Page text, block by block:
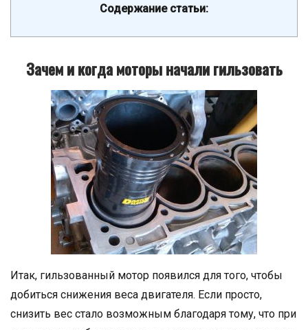
Содержание статьи:
Зачем и когда моторы начали гильзовать
Итак, гильзованный мотор появился для того, чтобы
добиться снижения веса двигателя. Если просто,
снизить вес стало возможным благодаря тому, что при